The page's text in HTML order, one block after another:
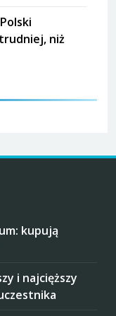
niż
kupują
i najcięższy